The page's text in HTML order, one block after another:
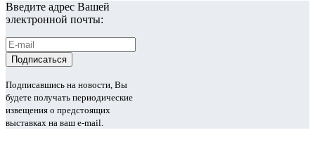
Введите адрес Вашей
электронной почты:
Подписавшись на новости, Вы
будете получать периодические
извещения о предстоящих
выставках на ваш e-mail.